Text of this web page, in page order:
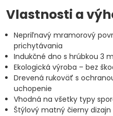
Vlastnosti a
Nepriľnavý mramorový
prichytávania
Indukčné dno s hrúbkou 3
Ekologická výroba – bez
Drevená rukoväť s
uchopenie
Vhodná na všetky typy
Štýlový matný čierny dizajn